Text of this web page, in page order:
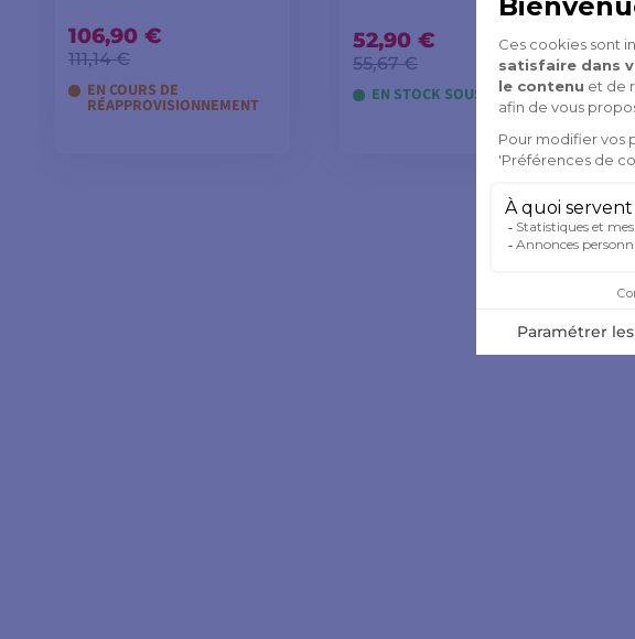
106,90 €
111,14 €
EN COURS DE
RÉAPPROVISIONNEMENT
52,90 €
55,67 €
EN STOCK SOUS 48H/72H
AJOUTER AU PANIER